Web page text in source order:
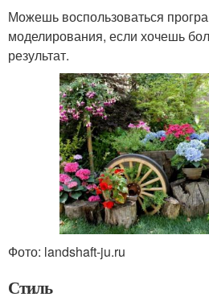
Можешь воспользоваться
моделирования, если хочешь
результат.
Фото: landshaft-ju.ru
Стиль